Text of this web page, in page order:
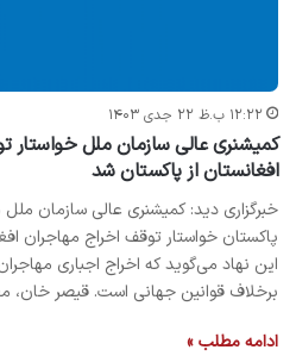
۱۲:۲۲ ب.ظ ۲۲ جدی ۱۴۰۳
کمیشنری عالی سازمان ملل خواستار
افغانستان از پاکستان شد
خبرگزاری دید: کمیشنری عالی سازمان ملل
پاکستان خواستار توقف اخراج مهاجران
این نهاد می‌گوید که اخراج اجباری
برخلاف قوانین جهانی است. قیصر
ادامه مطلب »